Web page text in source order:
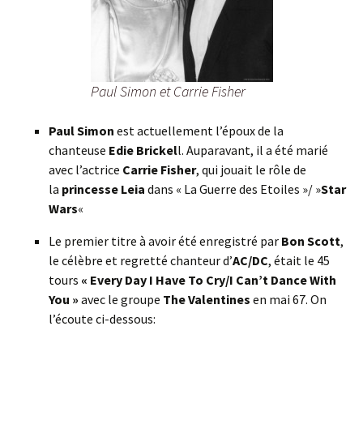
Paul Simon et Carrie Fisher
Paul Simon est actuellement l’époux de la
chanteuse Edie Brickell. Auparavant, il a été marié
avec l’actrice Carrie Fisher, qui jouait le rôle de
la princesse Leia dans « La Guerre des Etoiles »/ »Star
Wars«
Le premier titre à avoir été enregistré par Bon Scott,
le célèbre et regretté chanteur d’AC/DC, était le 45
tours « Every Day I Have To Cry/I Can’t Dance With
You » avec le groupe The Valentines en mai 67. On
l’écoute ci-dessous: